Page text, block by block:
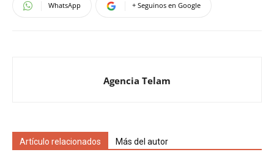
WhatsApp + Seguinos en Google
Agencia Telam
Artículo relacionados Más del autor